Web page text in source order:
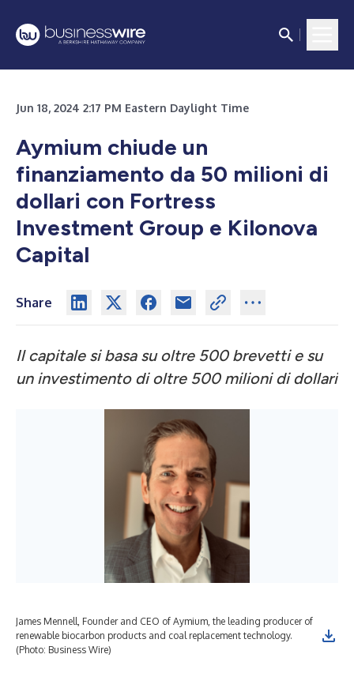
Jun 18, 2024 2:17 PM Eastern Daylight Time
Aymium chiude un
finanziamento da 50 milioni di
dollari con Fortress
Investment Group e Kilonova
Capital
Share
Il capitale si basa su oltre 500 brevetti e su
un investimento di oltre 500 milioni di dollari
James Mennell, Founder and CEO of Aymium, the leading producer of
renewable biocarbon products and coal replacement technology.
(Photo: Business Wire)